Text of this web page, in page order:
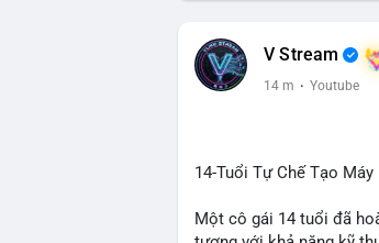
V Stream
14 m · Youtube
14-Tuổi Tự Chế Tạo
Một cô gái 14 tuổi đã